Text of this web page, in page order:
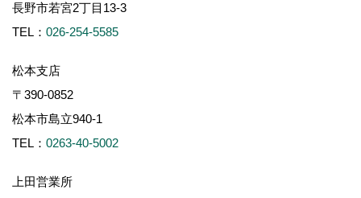
長野市若宮2丁目13-3
TEL： 026-254-5585
松本支店
〒390-0852
松本市島立940-1
TEL： 0263-40-5002
上田営業所